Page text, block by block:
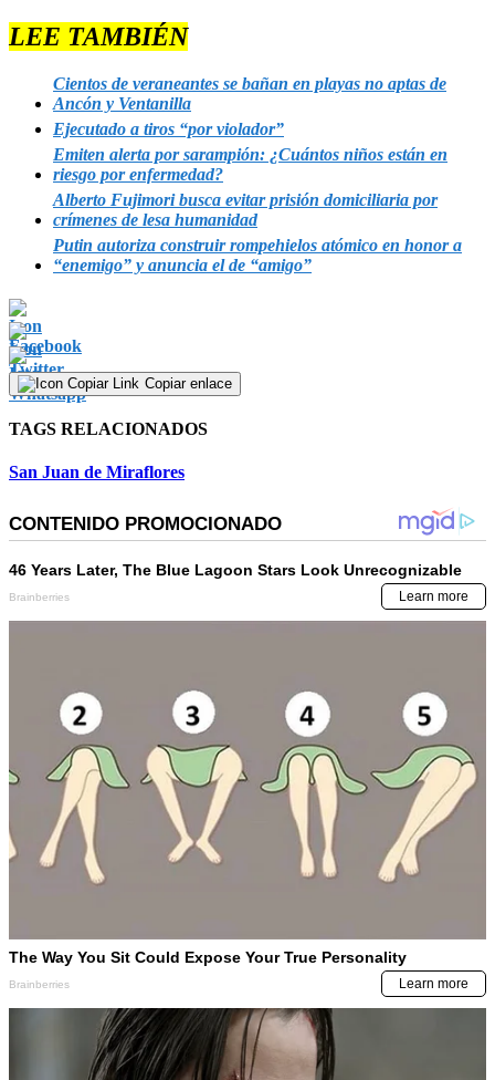
4
minutes,
45
seconds
LEE TAMBIÉN
Cientos de veraneantes se bañan en playas no aptas de
Ancón y Ventanilla
Ejecutado a tiros “por violador”
Emiten alerta por sarampión: ¿Cuántos niños están en
riesgo por enfermedad?
Alberto Fujimori busca evitar prisión domiciliaria por
crímenes de lesa humanidad
Putin autoriza construir rompehielos atómico en honor a
“enemigo” y anuncia el de “amigo”
Copiar enlace
TAGS RELACIONADOS
San Juan de Miraflores